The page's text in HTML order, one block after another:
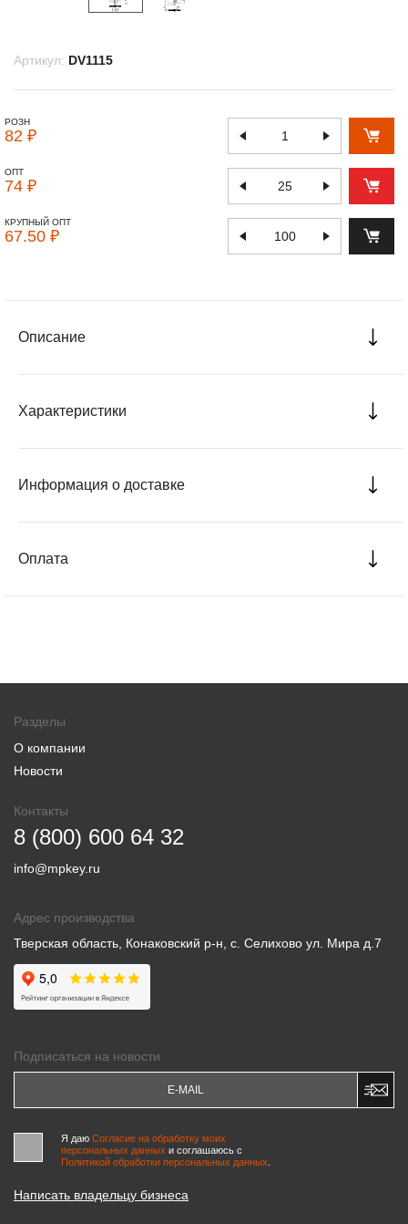
Артикул: DV1115
РОЗН
82 ₽
ОПТ
74 ₽
КРУПНЫЙ ОПТ
67.50 ₽
Описание
Характеристики
Информация о доставке
Оплата
Разделы
О компании
Новости
Контакты
8 (800) 600 64 32
info@mpkey.ru
Адрес производства
Тверская область, Конаковский р-н, с. Селихово ул. Мира д.7
Подписаться на новости
Я даю Согласие на обработку моих
персональных данных и соглашаюсь c
Политикой обработки персональных данных
Написать владельцу бизнеса